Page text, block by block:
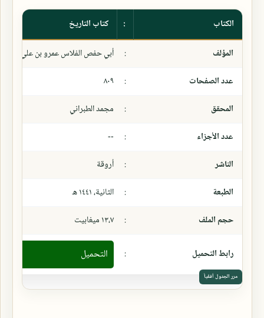
الكتاب :
كتاب التاريخ
المؤلف
:
أبي حفص الفلاس عمرو بن علي بن
عدد الصفحات
:
٨٠٩
المحقق
:
مجمد الطبراني
عدد الأجزاء
:
--
الناشر
:
أروقة
الطبعة
:
الثانية، ١٤٤١ ھ
حجم الملف
: ١٣،٧ ميغابيت
رابط التحميل : التحميل